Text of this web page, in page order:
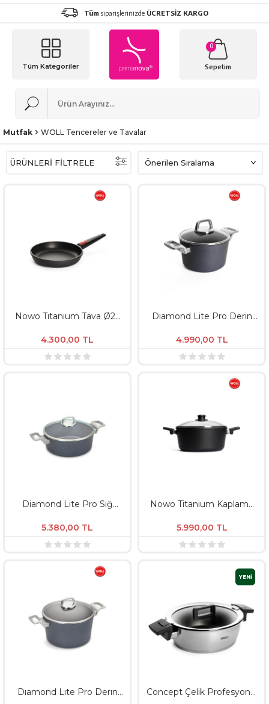
Tüm siparişlerinizde ÜCRETSİZ KARGO
Tüm Kategoriler
0
Sepetim
Mutfak WOLL Tencereler ve Tavalar
ÜRÜNLERİ FİLTRELE
Nowo Tıtanıum Tava Ø26
İndüksiyon
4.300,00 TL
Diamond Lite Pro Derin
11,5 CM İndüksiyonlu
4.990,00 TL
Diamond Lite Pro Sığ
CM
5.380,00 TL
Nowo Titanium Kaplama
Derinlik 12 CM Indüksiyon
5.990,00 TL
Dıamond Lıte Pro Derın
YENİ
Concept Çelik Profesyonel